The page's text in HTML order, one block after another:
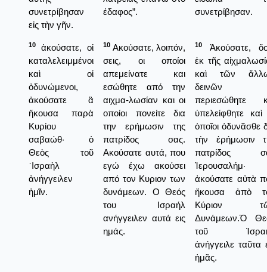
συνετρίβησαν
εἰς τὴν γῆν.
έδαφος”.
συνετρίβησαν.
10
ἀκούσατε, οἱ
καταλελειμμένοι
καὶ οἱ
ὀδυνώμενοι,
ἀκούσατε ἃ
ἤκουσα παρὰ
Κυρίου
σαβαώθ· ὁ
Θεὸς τοῦ
᾿Ισραὴλ
ἀνήγγειλεν
ἡμῖν.
10 Ακούσατε, λοιπόν,
σεις, οι οποίοι
απεμείνατε και
εσώθητε από την
αιχμα-λωσίαν και οι
οποίοι πονείτε δια
την ερήμωσιν της
πατρίδος σας.
Ακούσατε αυτά, που
εγώ έχω ακούσει
από τον Κυριον των
δυνάμεων. Ο Θεός
του Ισραήλ
ανήγγειλεν αυτά εις
ημάς.
10
Ἀκούσατε,
ἐκ τῆς
καὶ τῶν
δεινῶν
περιεσώθητε
ὑπελείφθητε καὶ
ὁποῖοι ὀδυνᾶσθε
τὴν ἐρήμωσιν
πατρίδος
Ἱερουσαλήμ·
ἀκούσατε αὐτὰ
ἤκουσα ἀπὸ
Κύριον
Δυνάμεων.Ὁ
τοῦ
ἀνήγγειλε ταῦτα
ἡμᾶς.